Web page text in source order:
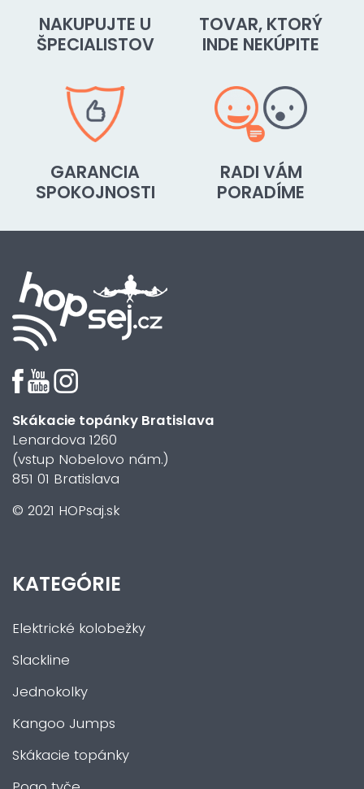
NAKUPUJTE U
ŠPECIALISTOV
TOVAR, KTORÝ
INDE NEKÚPITE
GARANCIA
SPOKOJNOSTI
RADI VÁM
PORADÍME
Skákacie topánky Bratislava
Lenardova 1260
(vstup Nobelovo nám.)
851 01 Bratislava
© 2021 HOPsaj.sk
KATEGÓRIE
Elektrické kolobežky
Slackline
Jednokolky
Kangoo Jumps
Skákacie topánky